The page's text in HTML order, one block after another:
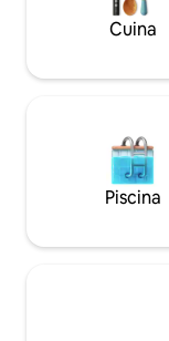
Cuina
Piscina